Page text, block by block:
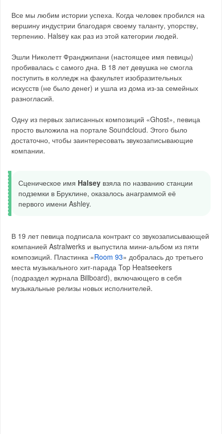
Все мы любим истории успеха. Когда человек пробился на
вершину индустрии благодаря своему таланту, упорству,
терпению. Halsey как раз из этой категории людей.
Эшли Николетт Франджипани (настоящее имя певицы)
пробивалась с самого дна. В 18 лет девушка не смогла
поступить в колледж на факультет изобразительных
искусств (не было денег) и ушла из дома из-за семейных
разногласий.
Одну из первых записанных композиций «Ghost», певица
просто выложила на портале Soundcloud. Этого было
достаточно, чтобы заинтересовать звукозаписывающие
компании.
Сценическое имя Halsey взяла по названию станции
подземки в Бруклине, оказалось анаграммой её
первого имени Ashley.
В 19 лет певица подписала контракт со звукозаписывающей
компанией Astralwerks и выпустила мини-альбом из пяти
композиций. Пластинка «Room 93» добралась до третьего
места музыкального хит-парада Top Heatseekers
(подраздел журнала Billboard), включающего в себя
музыкальные релизы новых исполнителей.